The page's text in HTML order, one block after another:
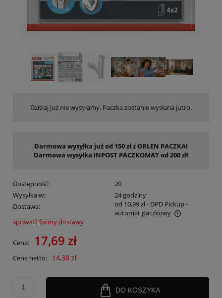
Dzisiaj już nie wysyłamy. Paczka zostanie wysłana jutro.
Darmowa wysyłka już od 150 zł z ORLEN PACZKA!
Darmowa wysyłka INPOST PACZKOMAT od 200 zł!
Dostępność:
20
Wysyłka w:
24 godziny
Dostawa:
od 10,99 zł- DPD Pickup -
automat paczkowy
Cena nie zawiera ewentualnych kosztów płatności
sprawdź formy dostawy
Cena: 17,69 zł
Cena netto: 14,38 zł
DO KOSZYKA